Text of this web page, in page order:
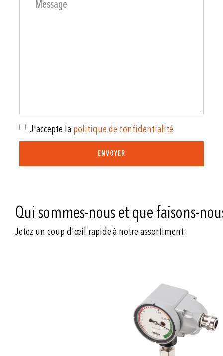
J'accepte lapolitique de confidentialité.
ENVOYER
Qui sommes-nous et que faisons-
Jetez un coup d'œil rapide à notre assortiment: